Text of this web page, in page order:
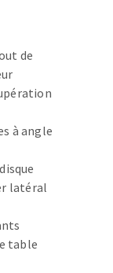
MÉTAL
de
à angle
latéral
table